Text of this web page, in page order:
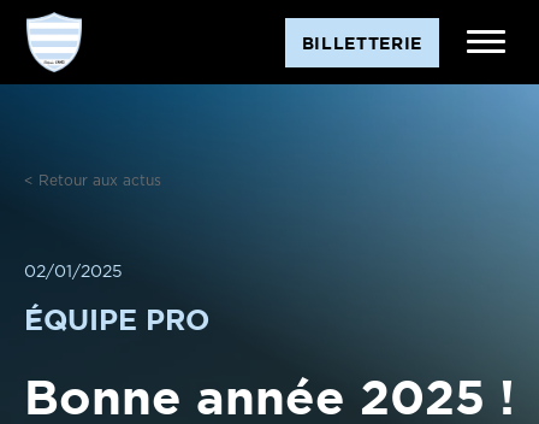
BILLETTERIE
< Retour aux actus
02/01/2025
ÉQUIPE PRO
Bonne année 2025 !